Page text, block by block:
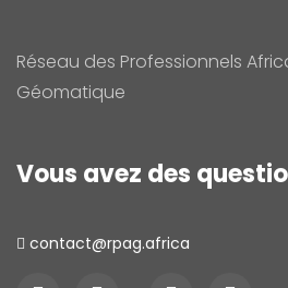
Réseau des Professionnels
Géomatique
Vous avez des
contact@rpag.africa